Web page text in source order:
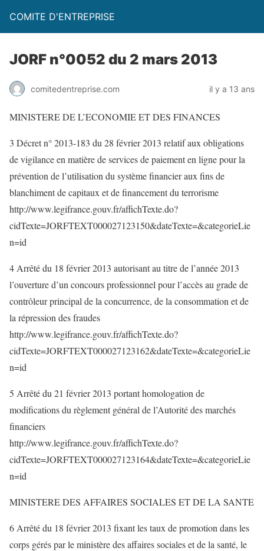
COMITE D'ENTREPRISE
JORF n°0052 du 2 mars 2013
comitedentreprise.com il y a 13 ans
MINISTERE DE L’ECONOMIE ET DES FINANCES
3 Décret n° 2013-183 du 28 février 2013 relatif aux obligations
de vigilance en matière de services de paiement en ligne pour la
prévention de l’utilisation du système financier aux fins de
blanchiment de capitaux et de financement du terrorisme
http://www.legifrance.gouv.fr/affichTexte.do?
cidTexte=JORFTEXT000027123150&dateTexte=&categorieLie
n=id
4 Arrêté du 18 février 2013 autorisant au titre de l’année 2013
l’ouverture d’un concours professionnel pour l’accès au grade de
contrôleur principal de la concurrence, de la consommation et de
la répression des fraudes
http://www.legifrance.gouv.fr/affichTexte.do?
cidTexte=JORFTEXT000027123162&dateTexte=&categorieLie
n=id
5 Arrêté du 21 février 2013 portant homologation de
modifications du règlement général de l’Autorité des marchés
financiers
http://www.legifrance.gouv.fr/affichTexte.do?
cidTexte=JORFTEXT000027123164&dateTexte=&categorieLie
n=id
MINISTERE DES AFFAIRES SOCIALES ET DE LA SANTE
6 Arrêté du 18 février 2013 fixant les taux de promotion dans les
corps gérés par le ministère des affaires sociales et de la santé, le